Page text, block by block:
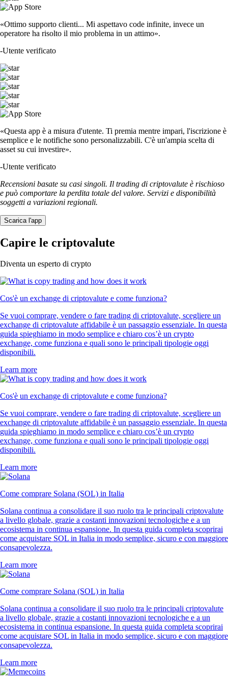
«Ottimo supporto clienti... Mi aspettavo code infinite, invece un
operatore ha risolto il mio problema in un attimo».
-Utente verificato
«Questa app è a misura d'utente. Ti premia mentre impari, l'iscrizione è
semplice e le notifiche sono personalizzabili. C'è un'ampia scelta di
asset su cui investire».
-Utente verificato
Recensioni basate su casi singoli. Il trading di criptovalute è rischioso
e può comportare la perdita totale del valore. Servizi e disponibilità
soggetti a variazioni regionali.
Scarica l'app
Capire le criptovalute
Diventa un esperto di crypto
Cos'è un exchange di criptovalute e come funziona?
Se vuoi comprare, vendere o fare trading di criptovalute, scegliere un
exchange di criptovalute affidabile è un passaggio essenziale. In questa
guida spieghiamo in modo semplice e chiaro cos’è un crypto
exchange, come funziona e quali sono le principali tipologie oggi
disponibili.
Learn more
Cos'è un exchange di criptovalute e come funziona?
Se vuoi comprare, vendere o fare trading di criptovalute, scegliere un
exchange di criptovalute affidabile è un passaggio essenziale. In questa
guida spieghiamo in modo semplice e chiaro cos’è un crypto
exchange, come funziona e quali sono le principali tipologie oggi
disponibili.
Learn more
Come comprare Solana (SOL) in Italia
Solana continua a consolidare il suo ruolo tra le principali criptovalute
a livello globale, grazie a costanti innovazioni tecnologiche e a un
ecosistema in continua espansione. In questa guida completa scoprirai
come acquistare SOL in Italia in modo semplice, sicuro e con maggiore
consapevolezza.
Learn more
Come comprare Solana (SOL) in Italia
Solana continua a consolidare il suo ruolo tra le principali criptovalute
a livello globale, grazie a costanti innovazioni tecnologiche e a un
ecosistema in continua espansione. In questa guida completa scoprirai
come acquistare SOL in Italia in modo semplice, sicuro e con maggiore
consapevolezza.
Learn more